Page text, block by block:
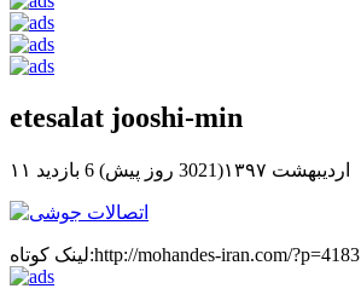
etesalat jooshi-min
۱۱ اردیبهشت ۱۳۹۷(3021 روز پیش) 6 بازدید
لینک کوتاه:http://mohandes-iran.com/?p=4183